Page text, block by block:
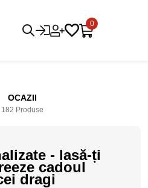
0
OCAZII
182 Produse
- lasă-ți
cadoul
dragi